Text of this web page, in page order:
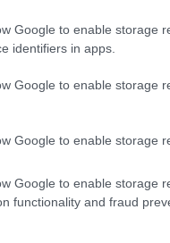
Google to enable storage
identifiers in apps.
Google to enable storage
Google to enable storage
Google to enable storage
functionality and fraud
για τους
Αναλυτικός
Οικονομία|
Πληθωρισμός: